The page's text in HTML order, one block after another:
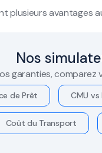
plusieurs avantages
Nos
garanties,
de Prêt CMU vs
Coût du Transport